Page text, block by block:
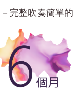
－完整吹奏簡單的